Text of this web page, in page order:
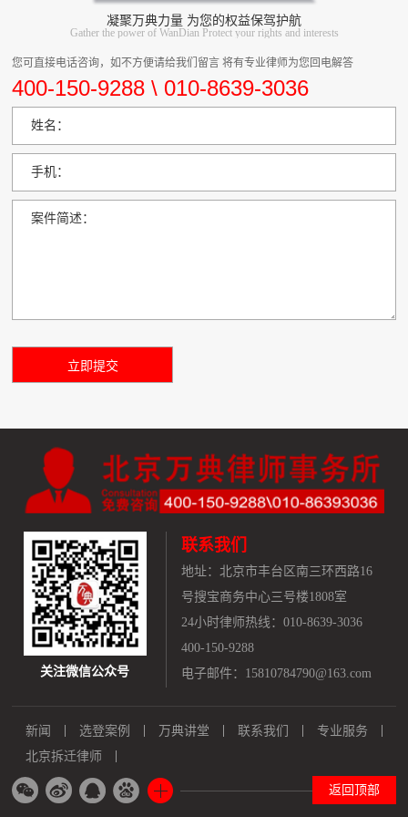
凝聚万典力量 为您的权益保驾护航
Gather the power of WanDian Protect your rights and interests
您可直接电话咨询，如不方便请给我们留言 将有专业律师为您回电解答
400-150-9288 \ 010-8639-3036
姓名：
手机：
案件简述：
关注微信公众号
联系我们
地址： 北京市丰台区南三环西路16
号搜宝商务中心三号楼1808室
24小时律师热线：010-8639-3036
400-150-9288
电子邮件：15810784790@163.com
新闻 选登案例 万典讲堂 联系我们
专业服务
北京拆迁律师
返回顶部